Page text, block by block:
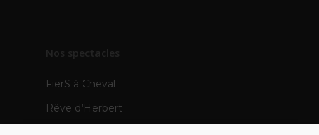
Nos spectacles
FierS à Cheval
Rêve d’Herbert